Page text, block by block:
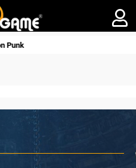
hợp tác cùng Pocketpair đưa bom